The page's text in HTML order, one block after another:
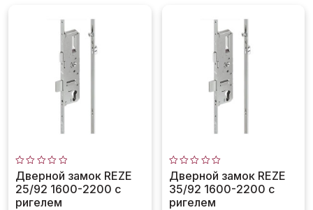
Оценка
0
из
Дверной замок REZE
25/92 1600-2200 с
ригелем
Оценка
0
из
Дверной замок REZE
35/92 1600-2200 с
ригелем